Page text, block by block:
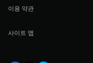
이용 약관
사이트 맵